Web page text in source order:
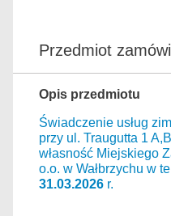
Przedmiot
Opis przedmiotu
Świadczenie usług
przy ul. Traugutta 1
własność Miejskiego
o.o. w Wałbrzychu w
31.03.2026 r.